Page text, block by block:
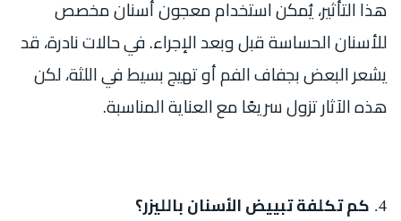
هذا التأثير، يُمكن استخدام معجون أسنان مخصص
للأسنان الحساسة قبل وبعد الإجراء. في حالات نادرة، قد
يشعر البعض بجفاف الفم أو تهيج بسيط في اللثة، لكن
هذه الآثار تزول سريعًا مع العناية المناسبة.
كم تكلفة تبييض الأسنان بالليزر؟